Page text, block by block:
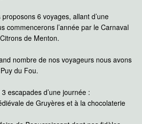
6 voyages, allant d’une
commencerons l’année par le Carnaval
de Menton.
nombre de nos voyageurs nous avons
du Fou.
escapades d’une journée :
de Gruyères et à la chocolaterie